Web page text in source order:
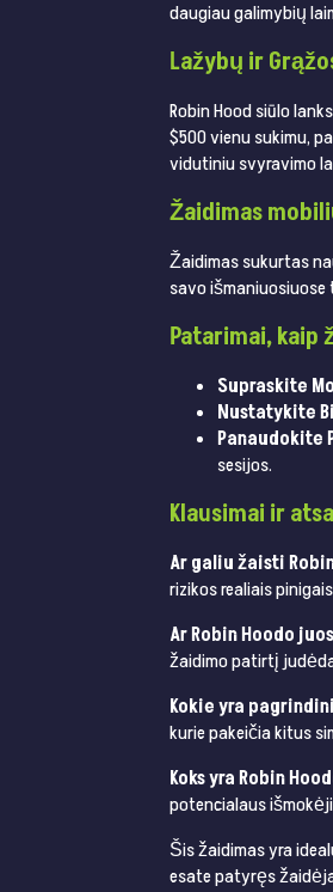
daugiau galimybių
Lažybų ir
Robin Hood siūlo
$500 vienu sukimu,
vidutiniu svyravimo
Žaidimas
Žaidimas sukurtas
savo išmaniuosiuose
Patarimai, kaip
Supraskite
Nustatykite
Panaudokite
sesijos.
Klausimai ir
Ar galiu žaisti
rizikos realiais
Ar Robin Hoodo
žaidimo patirtį
Kokie yra
kurie pakeičia kitus
Koks yra Robin
potencialaus
Šis žaidimas yra
esate patyręs